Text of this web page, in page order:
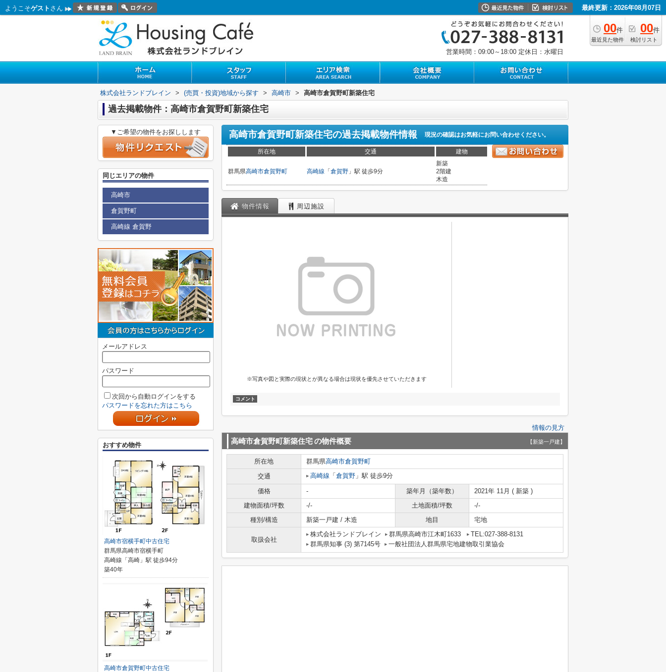
ようこそゲスト さん 最終更新：2026年08月07日
00件
最近見た物件
00件
検討リスト
営業時間：09:00～18:00 定休日：水曜日
株式会社ランドブレイン > (売買・投資)地域から探す > 高崎市 > 高崎市倉賀野町新築住宅
過去掲載物件：高崎市倉賀野町新築住宅
高崎市倉賀野町新築住宅の過去掲載物件情報 現況の確認はお気軽にお問い合わせください。
所在地 交通 建物
群馬県高崎市倉賀野町 高崎線 「 倉賀野 」駅 徒歩9分
新築
2階建
木造
物件情報 周辺施設
※写真や図と実際の現状とが異なる場合は現状を優先させていただきます
コメント
情報の見方
高崎市倉賀野町新築住宅の物件概要 【新築一戸建】
所在地 群馬県高崎市倉賀野町
交通
高崎線 「 倉賀野 」駅 徒歩9分
価格 - 築年月（築年数）
2021年 11月 ( 新築 )
建物面積/坪数
-/- 土地面積/坪数
-/-
種別/構造
新築一戸建 / 木造 地目 宅地
取扱会社
株式会社ランドブレイン 群馬県高崎市江木町1633
TEL:027-388-8131
群馬県知事 (3) 第7145号
一般社団法人群馬県宅地建物取引業協会
▼ご希望の物件をお探しします
同じエリアの物件
高崎市
倉賀野町
高崎線 倉賀野
メールアドレス
パスワード
次回から自動ログインをする
パスワードを忘れた方はこちら
おすすめ物件
高崎市宿横手町中古住宅
群馬県高崎市宿横手町
高崎線「高崎」駅 徒歩94分
築40年
高崎市倉賀野町中古住宅